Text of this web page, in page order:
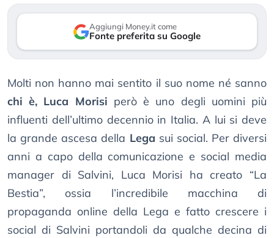
Aggiungi Money.it come
Fonte preferita su Google
Molti non hanno mai sentito il suo nome né sanno
chi è, Luca Morisi però è uno degli uomini più
influenti dell’ultimo decennio in Italia. A lui si deve
la grande ascesa della Lega sui social. Per diversi
anni a capo della comunicazione e social media
manager di Salvini, Luca Morisi ha creato “La
Bestia”, ossia l’incredibile macchina di
propaganda online della Lega e fatto crescere i
social di Salvini portandoli da qualche decina di